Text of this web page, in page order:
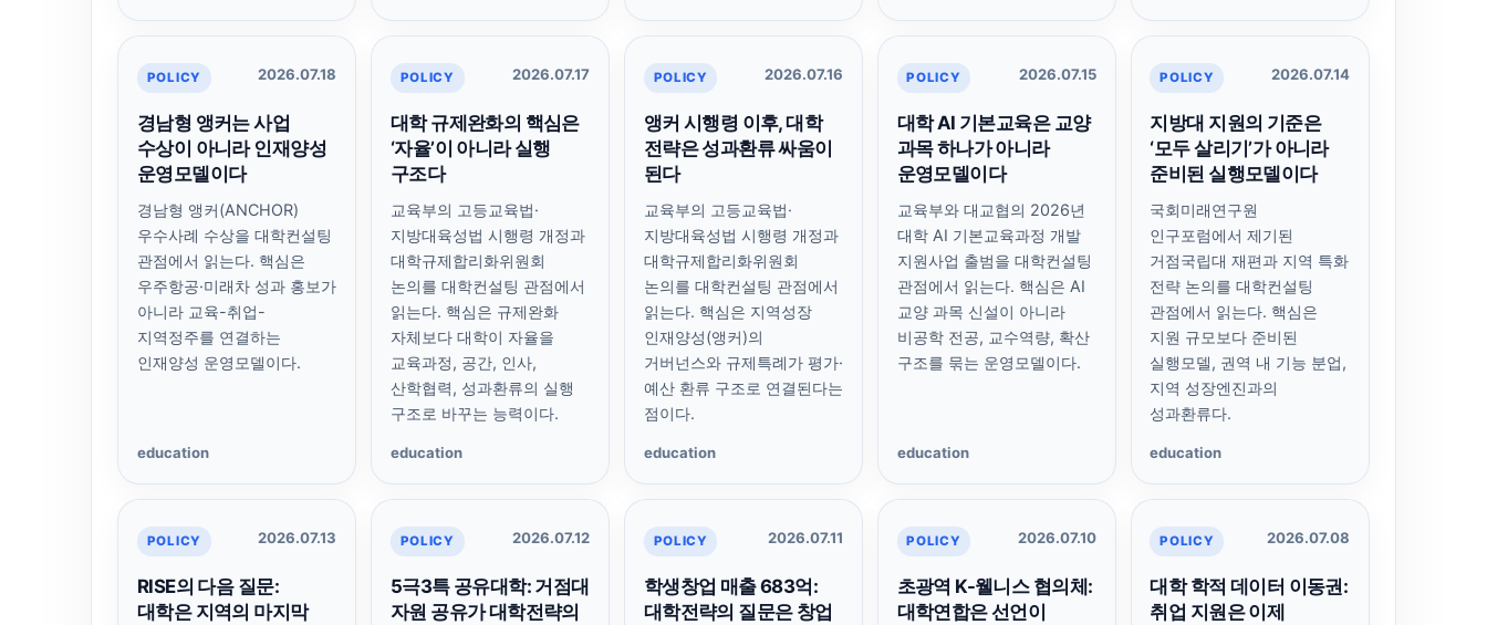
POLICY 2026.07.18
경남형 앵커는 사업
수상이 아니라 인재양성
운영모델이다
경남형 앵커(ANCHOR)
우수사례 수상을 대학컨설팅
관점에서 읽는다. 핵심은
우주항공·미래차 성과 홍보가
아니라 교육-취업-
지역정주를 연결하는
인재양성 운영모델이다.
education
POLICY 2026.07.17
대학 규제완화의 핵심은
‘자율’이 아니라 실행
구조다
교육부의 고등교육법·
지방대육성법 시행령 개정과
대학규제합리화위원회
논의를 대학컨설팅 관점에서
읽는다. 핵심은 규제완화
자체보다 대학이 자율을
교육과정, 공간, 인사,
산학협력, 성과환류의 실행
구조로 바꾸는 능력이다.
education
POLICY 2026.07.16
앵커 시행령 이후, 대학
전략은 성과환류 싸움이
된다
교육부의 고등교육법·
지방대육성법 시행령 개정과
대학규제합리화위원회
논의를 대학컨설팅 관점에서
읽는다. 핵심은 지역성장
인재양성(앵커)의
거버넌스와 규제특례가 평가·
예산 환류 구조로 연결된다는
점이다.
education
POLICY 2026.07.15
대학 AI 기본교육은 교양
과목 하나가 아니라
운영모델이다
교육부와 대교협의 2026년
대학 AI 기본교육과정 개발
지원사업 출범을 대학컨설팅
관점에서 읽는다. 핵심은 AI
교양 과목 신설이 아니라
비공학 전공, 교수역량, 확산
구조를 묶는 운영모델이다.
education
POLICY 2026.07.14
지방대 지원의 기준은
‘모두 살리기’가 아니라
준비된 실행모델이다
국회미래연구원
인구포럼에서 제기된
거점국립대 재편과 지역 특화
전략 논의를 대학컨설팅
관점에서 읽는다. 핵심은
지원 규모보다 준비된
실행모델, 권역 내 기능 분업,
지역 성장엔진과의
성과환류다.
education
POLICY 2026.07.13
RISE의 다음 질문:
대학은 지역의 마지막
POLICY 2026.07.12
5극3특 공유대학: 거점대
자원 공유가 대학전략의
POLICY 2026.07.11
학생창업 매출 683억:
대학전략의 질문은 창업
POLICY 2026.07.10
초광역 K-웰니스 협의체:
대학연합은 선언이
POLICY 2026.07.08
대학 학적 데이터 이동권:
취업 지원은 이제